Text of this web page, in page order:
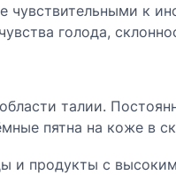
чувствительными к
голода,
талии.
пятна на коже в
и продукты с